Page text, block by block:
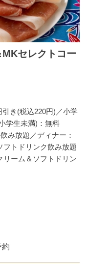
MKセレクトコー
き(税込220円)／小学
学生未満)：無料
み放題／ディナー：
フトドリンク飲み放題
リーム＆ソフトドリン
約